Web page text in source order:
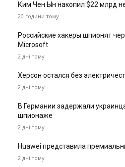
Ким Чен Ын накопил $22 млрд
20 години тому
Российские хакеры шпионят
Microsoft
2 дні тому
Херсон остался без
2 дні тому
В Германии задержали
шпионаже
2 дні тому
Huawei представила
2 дні тому